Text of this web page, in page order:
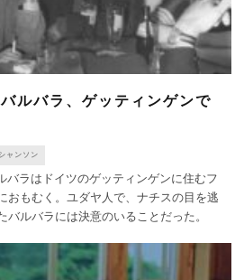
ルバラ、ゲッティンゲンで
シャンソン
ラはドイツのゲッティンゲンに住むフ
おもむく。ユダヤ人で、ナチスの目を逃
バルバラには決意のいることだった。